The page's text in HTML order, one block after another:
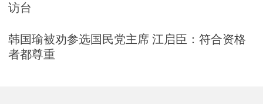
访台
韩国瑜被劝参选国民党主席 江启臣：符合资格
者都尊重